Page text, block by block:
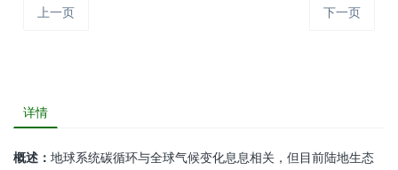
上一页 下一页
详情
概述： 地球系统碳循环与全球气候变化息息相关，但目前陆地生态